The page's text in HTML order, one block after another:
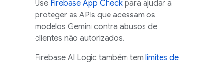
Use Firebase App Check para ajudar a
proteger as APIs que acessam os
modelos Gemini contra abusos de
clientes não autorizados.
Firebase AI Logic também tem limites de